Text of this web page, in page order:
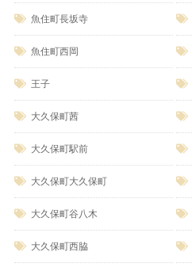
魚住町長坂寺
魚住町西岡
王子
大久保町茜
大久保町駅前
大久保町大久保町
大久保町谷八木
大久保町西脇